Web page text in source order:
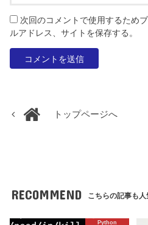
次回のコメントで使用するため
ルアドレス、サイトを保存する。
トップページへ
RECOMMEND こちらの記事も人
Python